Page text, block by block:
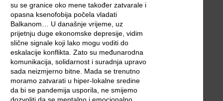
su se granice oko mene također zatvarale i
opasna ksenofobija počela vladati
Balkanom… U današnje vrijeme, uz
prijetnju duge ekonomske depresije, vidim
slične signale koji lako mogu voditi do
eskalacije konflikta. Zato su međunarodna
komunikacija, solidarnost i suradnja upravo
sada neizmjerno bitne. Mada se trenutno
moramo zatvarati u hiper-lokalne sredine
da bi se pandemija usporila, ne smijemo
dozvoliti da se mentalno i emocionalno